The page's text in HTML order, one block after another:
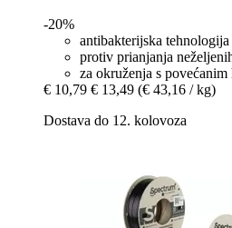
-20%
antibakterijska tehnologija
protiv prianjanja
za okruženja s
€ 10,79 € 13,49 (€ 43,16 / kg)
Dostava do 12. kolovoza